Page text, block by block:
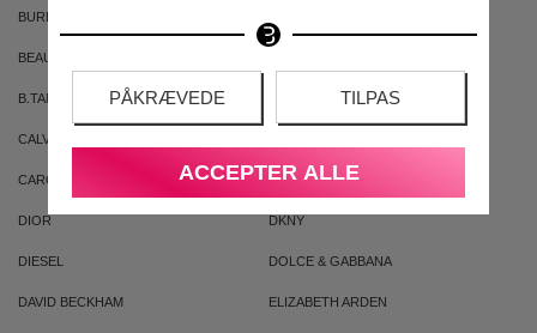
PÅKRÆVEDE TILPAS
ACCEPTER ALLE
BURBERRY
BEAUTE PACIFIQUE
B.TAN BRUNO BANANI
CALVIN KLEIN
CAROLINA HERRERA CLEAN
DIOR DKNY
DIESEL DOLCE & GABBANA
DAVID BECKHAM ELIZABETH ARDEN